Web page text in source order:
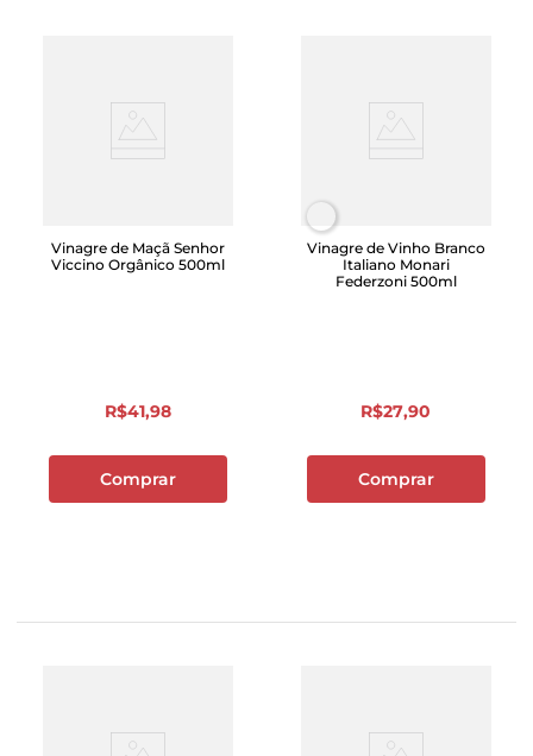
Vinagre de Maçã Senhor
Viccino Orgânico 500ml
R$41,98
Comprar
Vinagre de Vinho Branco
Italiano Monari
Federzoni 500ml
R$27,90
Comprar